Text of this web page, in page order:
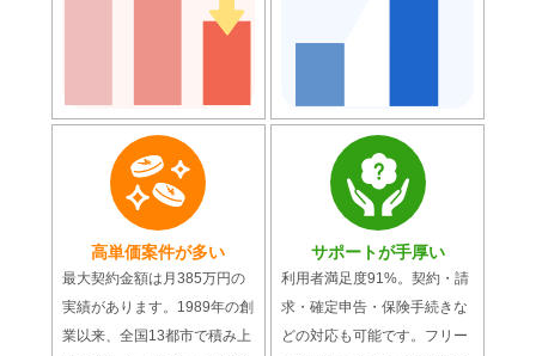
高単価案件が多い
最大契約金額は月385万円の
実績があります。1989年の創
業以来、全国13都市で積み上
サポートが手厚い
利用者満足度91%。契約・請
求・確定申告・保険手続きな
どの対応も可能です。フリー